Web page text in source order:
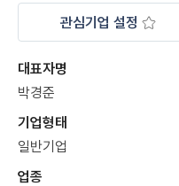
관심기업 설정
대표자명
박경준
기업형태
일반기업
업종